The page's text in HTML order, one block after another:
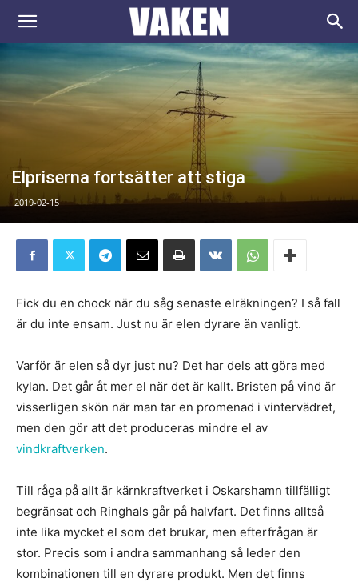
VAKEN.se
Elpriserna fortsätter att stiga
2019-02-15
Fick du en chock när du såg senaste elräkningen? I så fall
är du inte ensam. Just nu är elen dyrare än vanligt.
Varför är elen så dyr just nu? Det har dels att göra med
kylan. Det går åt mer el när det är kallt. Bristen på vind är
visserligen skön när man tar en promenad i vintervädret,
men den gör att det produceras mindre el av
vindkraftverken.
Till råga på allt är kärnkraftverket i Oskarshamn tillfälligt
begränsat och Ringhals går på halvfart. Det finns alltså
inte lika mycket el som det brukar, men efterfrågan är
stor. Precis som i andra sammanhang så leder den
kombinationen till en dyrare produkt. Men det finns